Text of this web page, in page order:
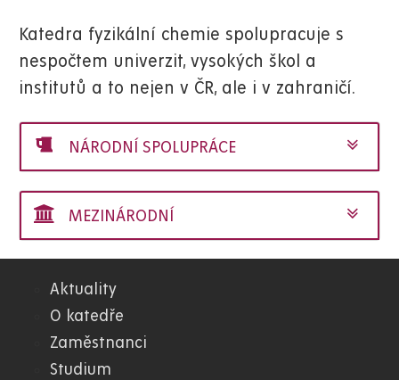
Katedra fyzikální chemie spolupracuje s
nespočtem univerzit, vysokých škol a
institutů a to nejen v ČR, ale i v zahraničí.
NÁRODNÍ SPOLUPRÁCE
MEZINÁRODNÍ
05.
FChT
Aktuality
O katedře
Zaměstnanci
Studium